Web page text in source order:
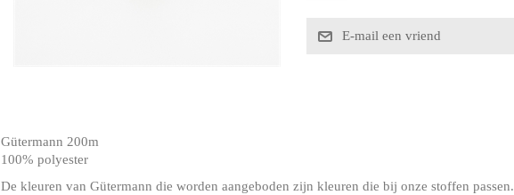
Gütermann 200m
100% polyester
De kleuren van Gütermann die worden aangeboden zijn kleuren die bij onze stoffen passen.